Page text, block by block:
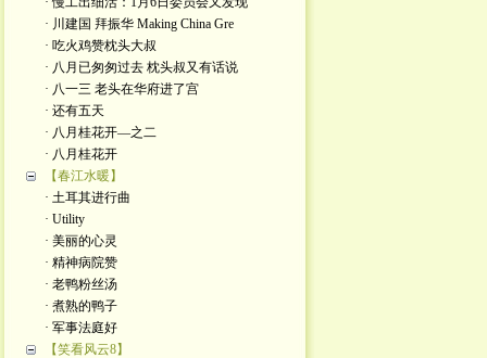
· 川建国 拜振华 Making China Gre
· 吃火鸡赞枕头大叔
· 八月已匆匆过去 枕头叔又有话说
· 八一三 老头在华府进了宫
· 还有五天
· 八月桂花开—之二
· 八月桂花开
【春江水暖】
· 土耳其进行曲
· Utility
· 美丽的心灵
· 精神病院赞
· 老鸭粉丝汤
· 煮熟的鸭子
· 军事法庭好
【笑看风云8】